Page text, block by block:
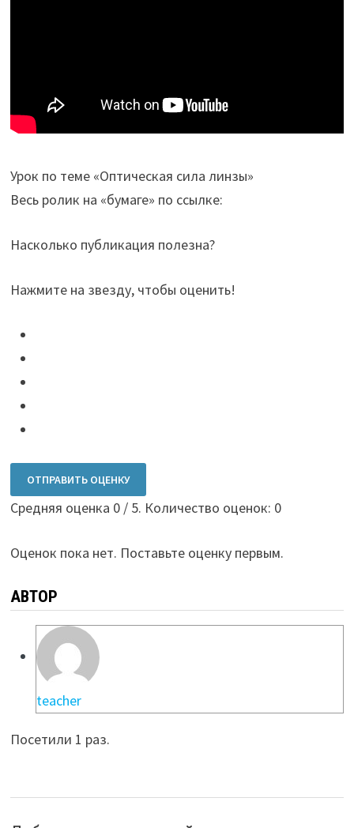
Урок по теме «Оптическая сила линзы»
Весь ролик на «бумаге» по ссылке:
Насколько публикация полезна?
Нажмите на звезду, чтобы оценить!
ОТПРАВИТЬ ОЦЕНКУ
Средняя оценка 0/ 5. Количество оценок: 0
Оценок пока нет. Поставьте оценку первым.
АВТОР
teacher
Посетили 1 раз.